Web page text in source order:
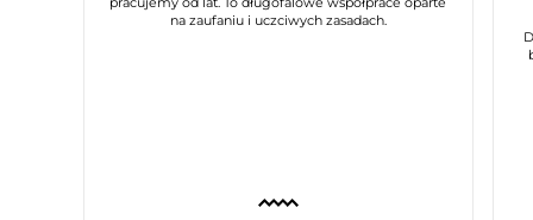
na zaufaniu i uczciwych zasadach.